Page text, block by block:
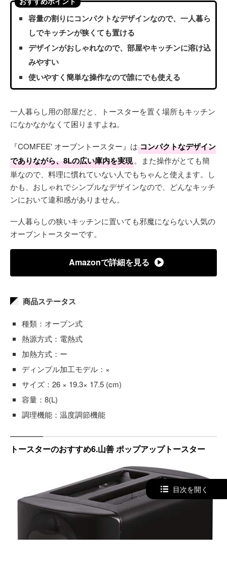
容量の割りにコンパクトなデザインなので、一人暮ら
しでキッチンが狭くても置ける
デザインがおしゃれなので、部屋やキッチンに溶け込
みやすい
使いやすく簡単な操作なので誰にでも使える
一人暮らし用の部屋だと、トースターを置く場所もキッチン
になかなかなくて困りますよね。
『COMFEE' オーブントースター』は コンパクトなデザイン
でありながら、8Lの広い庫内を実現。また操作がとても簡
単なので、料理に慣れていない人でもちゃんと使えます。し
かも、おしゃれでシンプルなデザインなので、どんなキッチ
ンにおいて違和感がありません。
一人暮らしの狭いキッチンに置いても邪魔にならない人気の
オーブントースターです。
Amazonで詳細を見る
商品ステータス
種類：オーブン式
熱源方式：電熱式
加熱方式：ー
ディンプル加工モデル：×
サイズ：26 × 19.3× 17.5 (cm)
容量：8(L)
調理機能：温度調節機能
トースターのおすすめ6.山善 ポップアップトースター
目次を開く